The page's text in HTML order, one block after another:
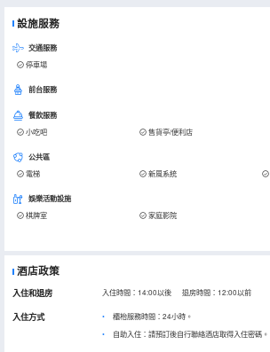
設施服務
交通服務
停車場
前台服務
餐飲服務
小吃吧 售貨亭/便利店
公共區
電梯 新風系統
娛樂活動設施
棋牌室 家庭影院
酒店政策
入住和退房 入住時間：14:00以後 退房時間：12:00以前
入住方式
櫃枱服務時間：24小時。
自助入住：請預訂後自行聯絡酒店取得入住密碼。